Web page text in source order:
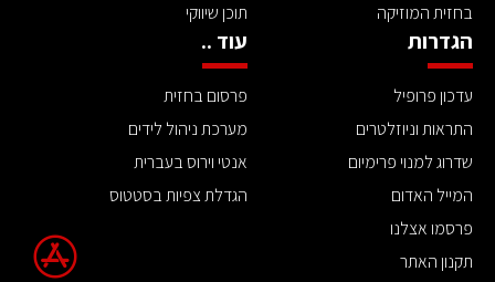
בחזית המוזיקה
תוכן שיווקי
הגדרות
עדכון פרופיל
התראות וניוזלטרים
שדרוג למנוי פרימיום
המייל האדום
פרסמו אצלנו
תקנון האתר
עוד ..
פרסום בחזית
מערכת ניהול לידים
אנטי וירוס בעברית
הגדלת צפיות בסטטוס